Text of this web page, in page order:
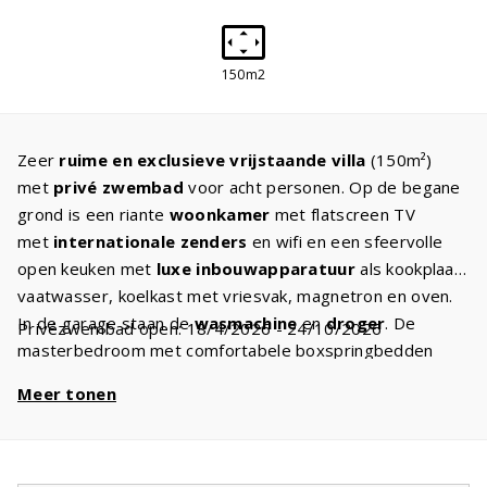
150m2
Zeer ruime en exclusieve vrijstaande villa (150m²)
met privé zwembad voor acht personen. Op de begane
grond is een riante woonkamer met flatscreen TV
met internationale zenders en wifi en een sfeervolle
open keuken met luxe inbouwapparatuurals kookplaat,
vaatwasser, koelkast met vriesvak, magnetron en oven.
In de garage staan dewasmachineendroger. De
masterbedroom met comfortabele boxspringbedden
bad en/of douche. Op de eerste etage zijn drie ruime
Privézwembad open: 18/4/2026 - 24/10/2026
Meer tonen